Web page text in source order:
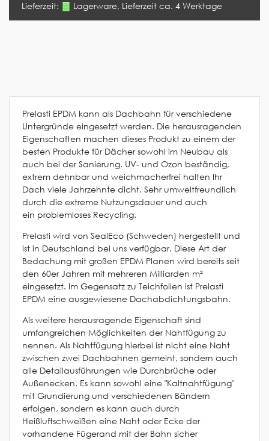
Lieferzeit: Lagerware, Lieferzeit ca. 4 Werktage
Prelasti EPDM kann als Dachbahn für verschiedene
Untergründe eingesetzt werden. Die herausragenden
Eigenschaften machen dieses Produkt zu einem der
besten Produkte für Dächer sowohl im Neubau als
auch bei der Sanierung. UV- und Ozon beständig,
extrem dehnbar und weichmacherfrei halten Ihr
Dach viele Jahrzehnte dicht. Sehr umweltfreundlich
durch die extreme Nutzungsdauer und auch
ein problemloses Recycling.
Prelasti wird von SealEco (Schweden) hergestellt und
ist in Deutschland bei uns verfügbar. Diese Art der
Bedachung mit großen EPDM Planen wird bereits seit
den 60er Jahren mit mehreren Milliarden m²
eingesetzt. Im Gegensatz zu Teichfolien ist Prelasti
EPDM eine ausgewiesene Dachabdichtungsbahn.
Als weitere herausragende Eigenschaft sind
umfangreichen Möglichkeiten der Nahtfügung zu
nennen. Als Nahtfügung hierbei ist nicht eine Naht
zwischen zwei Dachbahnen gemeint, sondern auch
alle Detailausführungen wie Durchbrüche oder
Außenecken. Es kann sowohl eine "Kaltnahtfügung"
mit Grundierung und verschiedenen Bändern
erfolgen, sondern es kann auch durch
Heißluftschweißen eine Naht oder Ecke der
vorhandene Fügerand mit der Bahn sicher